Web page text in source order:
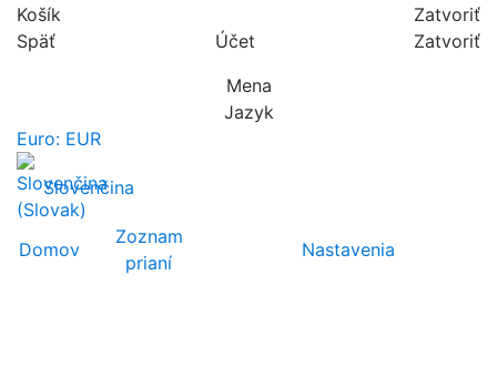
Košík
Zatvoriť
Späť
Účet
Zatvoriť
Mena
Jazyk
Euro: EUR
Slovenčina
Domov
Zoznam
prianí
Nastavenia